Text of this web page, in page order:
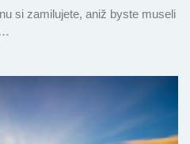
si zamilujete, aniž byste museli